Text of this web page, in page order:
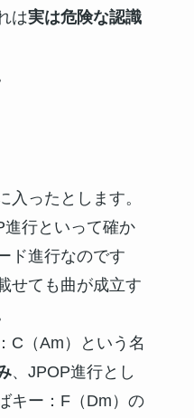
は実は危険な認識
入ったとします。
進行といって確か
ド進行なのです
せても曲が成立す
C（Am）という名
、JPOP進行とし
キー：F（Dm）の